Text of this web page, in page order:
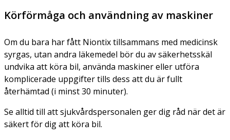
Körförmåga och användning av maskiner
Om du bara har fått Niontix tillsammans med medicinsk
syrgas, utan andra läkemedel bör du av säkerhetsskäl
undvika att köra bil, använda maskiner eller utföra
komplicerade uppgifter tills dess att du är fullt
återhämtad (i minst 30 minuter).
Se alltid till att sjukvårdspersonalen ger dig råd när det är
säkert för dig att köra bil.